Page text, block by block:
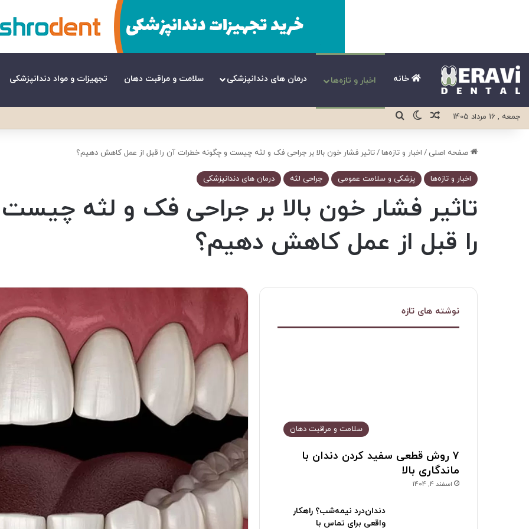
خانه اخبار و تازه‌ها درمان های دندانپزشکی سلامت و مراقبت دهان تجهیزات و مواد دندانپزشکی
جمعه , 16 مرداد 1405 نوشته تصادفی
تغییر پوسته
جستجو برای
صفحه اصلی / اخبار و تازه‌ها /تاثیر فشار خون بالا بر جراحی فک و لثه چیست و چگونه خطرات آن را قبل از عمل کاهش دهیم؟
اخبار و تازه‌ها پزشکی و سلامت عمومی جراحی لثه درمان های دندانپزشکی
تاثیر فشار خون بالا بر جراحی فک و لثه
را قبل از عمل کاهش دهیم؟
نوشته های تازه
سلامت و مراقبت دهان
۷ روش قطعی سفید کردن دندان با
ماندگاری بالا
اسفند 4, 1404
دندان‌درد نیمه‌شب؟ راهکار
واقعی برای تماس با